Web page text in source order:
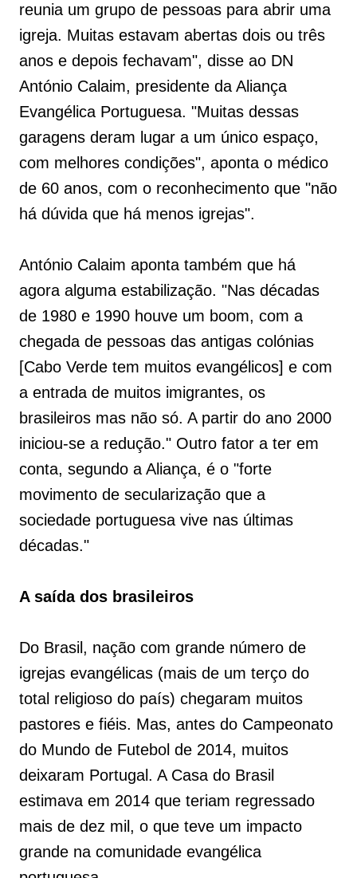
reunia um grupo de pessoas para abrir uma
igreja. Muitas estavam abertas dois ou três
anos e depois fechavam", disse ao DN
António Calaim, presidente da Aliança
Evangélica Portuguesa. "Muitas dessas
garagens deram lugar a um único espaço,
com melhores condições", aponta o médico
de 60 anos, com o reconhecimento que "não
há dúvida que há menos igrejas".
António Calaim aponta também que há
agora alguma estabilização. "Nas décadas
de 1980 e 1990 houve um boom, com a
chegada de pessoas das antigas colónias
[Cabo Verde tem muitos evangélicos] e com
a entrada de muitos imigrantes, os
brasileiros mas não só. A partir do ano 2000
iniciou-se a redução." Outro fator a ter em
conta, segundo a Aliança, é o "forte
movimento de secularização que a
sociedade portuguesa vive nas últimas
décadas."
A saída dos brasileiros
Do Brasil, nação com grande número de
igrejas evangélicas (mais de um terço do
total religioso do país) chegaram muitos
pastores e fiéis. Mas, antes do Campeonato
do Mundo de Futebol de 2014, muitos
deixaram Portugal. A Casa do Brasil
estimava em 2014 que teriam regressado
mais de dez mil, o que teve um impacto
grande na comunidade evangélica